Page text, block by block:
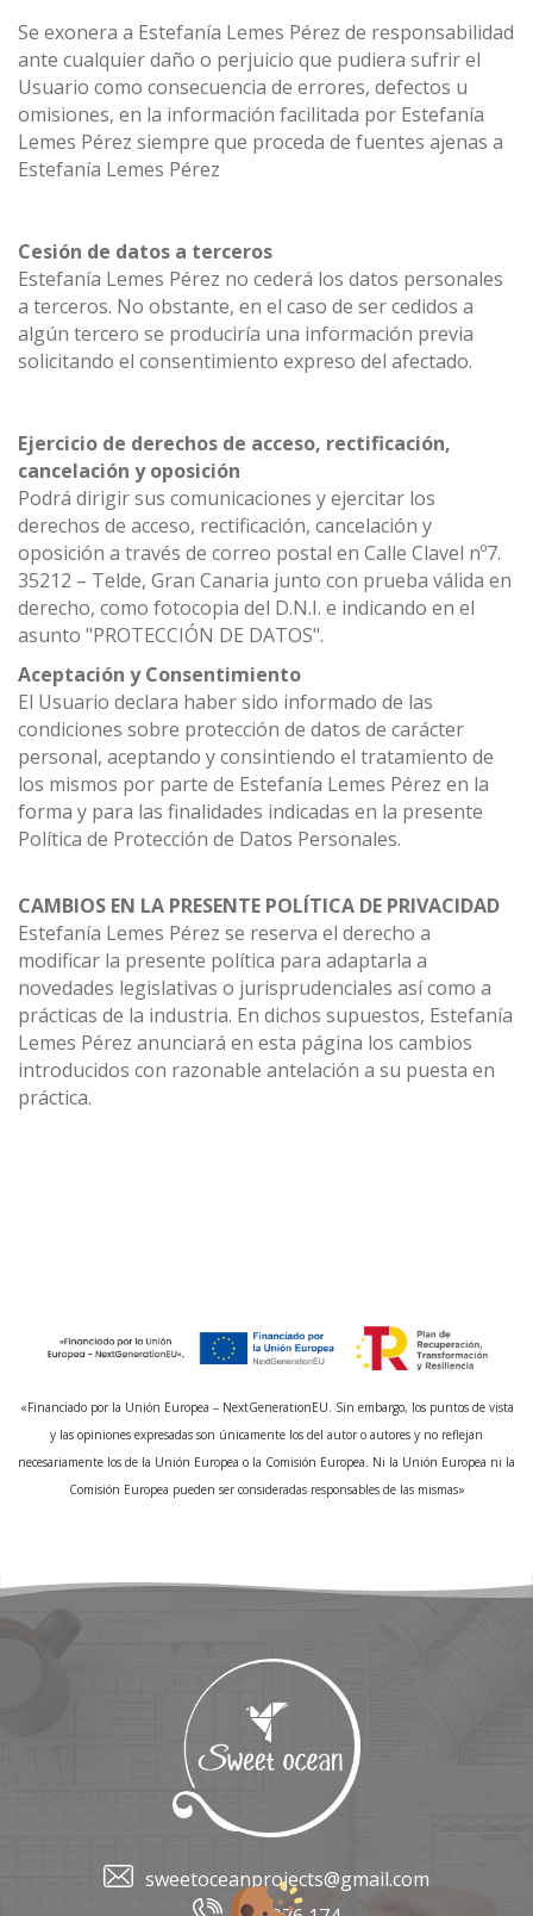
Se exonera a Estefanía Lemes Pérez de responsabilidad
ante cualquier daño o perjuicio que pudiera sufrir el
Usuario como consecuencia de errores, defectos u
omisiones, en la información facilitada por Estefanía
Lemes Pérez siempre que proceda de fuentes ajenas a
Estefanía Lemes Pérez
Cesión de datos a terceros
Estefanía Lemes Pérez no cederá los datos personales
a terceros. No obstante, en el caso de ser cedidos a
algún tercero se produciría una información previa
solicitando el consentimiento expreso del afectado.
Ejercicio de derechos de acceso, rectificación,
cancelación y oposición
Podrá dirigir sus comunicaciones y ejercitar los
derechos de acceso, rectificación, cancelación y
oposición a través de correo postal en Calle Clavel nº7.
35212 – Telde, Gran Canaria junto con prueba válida en
derecho, como fotocopia del D.N.I. e indicando en el
asunto "PROTECCIÓN DE DATOS".
Aceptación y Consentimiento
El Usuario declara haber sido informado de las
condiciones sobre protección de datos de carácter
personal, aceptando y consintiendo el tratamiento de
los mismos por parte de Estefanía Lemes Pérez en la
forma y para las finalidades indicadas en la presente
Política de Protección de Datos Personales.
CAMBIOS EN LA PRESENTE POLÍTICA DE PRIVACIDAD
Estefanía Lemes Pérez se reserva el derecho a
modificar la presente política para adaptarla a
novedades legislativas o jurisprudenciales así como a
prácticas de la industria. En dichos supuestos, Estefanía
Lemes Pérez anunciará en esta página los cambios
introducidos con razonable antelación a su puesta en
práctica.
«Financiado por la Unión Europea – NextGenerationEU. Sin embargo, los puntos de vista
y las opiniones expresadas son únicamente los del autor o autores y no reflejan
necesariamente los de la Unión Europea o la Comisión Europea. Ni la Unión Europea ni la
Comisión Europea pueden ser consideradas responsables de las mismas»
sweetoceanprojects@gmail.com